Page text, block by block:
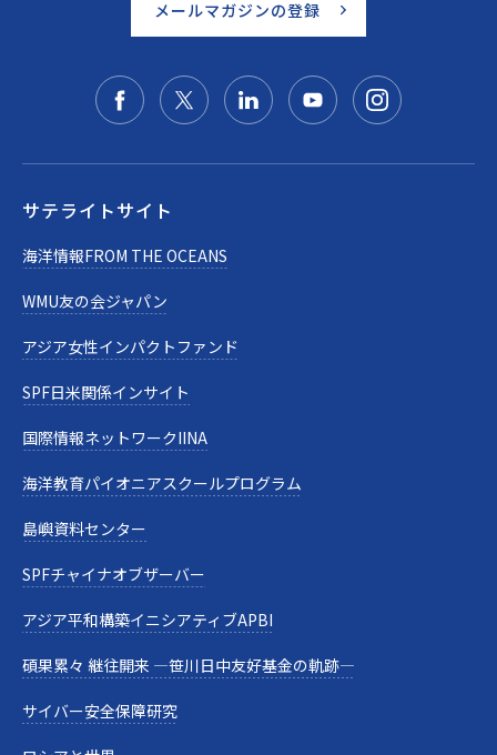
メールマガジンの登録
サテライトサイト
海洋情報FROM THE OCEANS
WMU友の会ジャパン
アジア女性インパクトファンド
SPF日米関係インサイト
国際情報ネットワークIINA
海洋教育パイオニアスクールプログラム
島嶼資料センター
SPFチャイナオブザーバー
アジア平和構築イニシアティブAPBI
碩果累々 継往開来 —笹川日中友好基金の軌跡—
サイバー安全保障研究